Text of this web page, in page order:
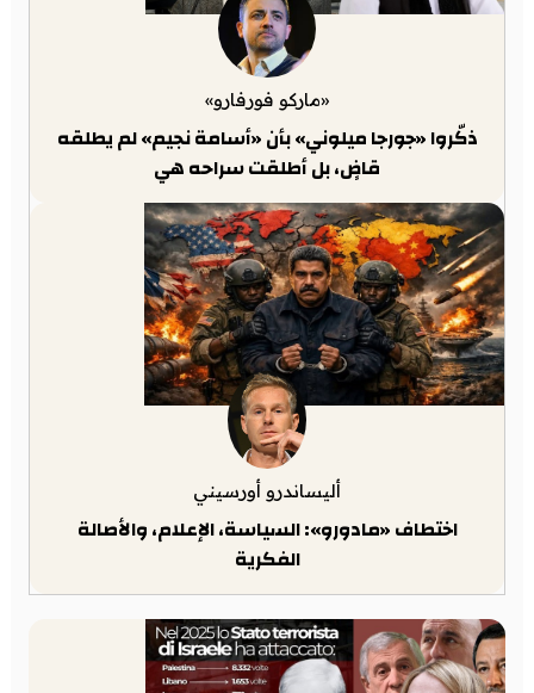
«ماركو فورفارو»
ذكّروا «جورجا ميلوني» بأن «أسامة نجيم» لم يطلقه
قاضٍ، بل أطلقت سراحه هي
أليساندرو أورسيني
اختطاف «مادورو»: السياسة، الإعلام، والأصالة
الفكرية